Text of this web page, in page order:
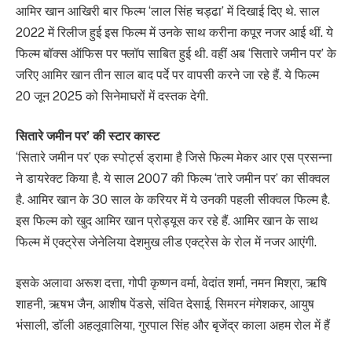
आमिर खान आखिरी बार फिल्म ‘लाल सिंह चड्ढा’ में दिखाई दिए थे. साल
2022 में रिलीज हुई इस फिल्म में उनके साथ करीना कपूर नजर आई थीं. ये
फिल्म बॉक्स ऑफिस पर फ्लॉप साबित हुई थी. वहीं अब ‘सितारे जमीन पर’ के
जरिए आमिर खान तीन साल बाद पर्दे पर वापसी करने जा रहे हैं. ये फिल्म
20 जून 2025 को सिनेमाघरों में दस्तक देगी.
सितारे जमीन पर’ की स्टार कास्ट
‘सितारे जमीन पर’ एक स्पोर्ट्स ड्रामा है जिसे फिल्म मेकर आर एस प्रसन्ना
ने डायरेक्ट किया है. ये साल 2007 की फिल्म ‘तारे जमीन पर’ का सीक्वल
है. आमिर खान के 30 साल के करियर में ये उनकी पहली सीक्वल फिल्म है.
इस फिल्म को खुद आमिर खान प्रोड्यूस कर रहे हैं. आमिर खान के साथ
फिल्म में एक्ट्रेस जेनेलिया देशमुख लीड एक्ट्रेस के रोल में नजर आएंगी.
इसके अलावा अरूश दत्ता, गोपी कृष्णन वर्मा, वेदांत शर्मा, नमन मिश्रा, ऋषि
शाहनी, ऋषभ जैन, आशीष पेंडसे, संवित देसाई, सिमरन मंगेशकर, आयुष
भंसाली, डॉली अहलूवालिया, गुरपाल सिंह और बृजेंद्र काला अहम रोल में हैं